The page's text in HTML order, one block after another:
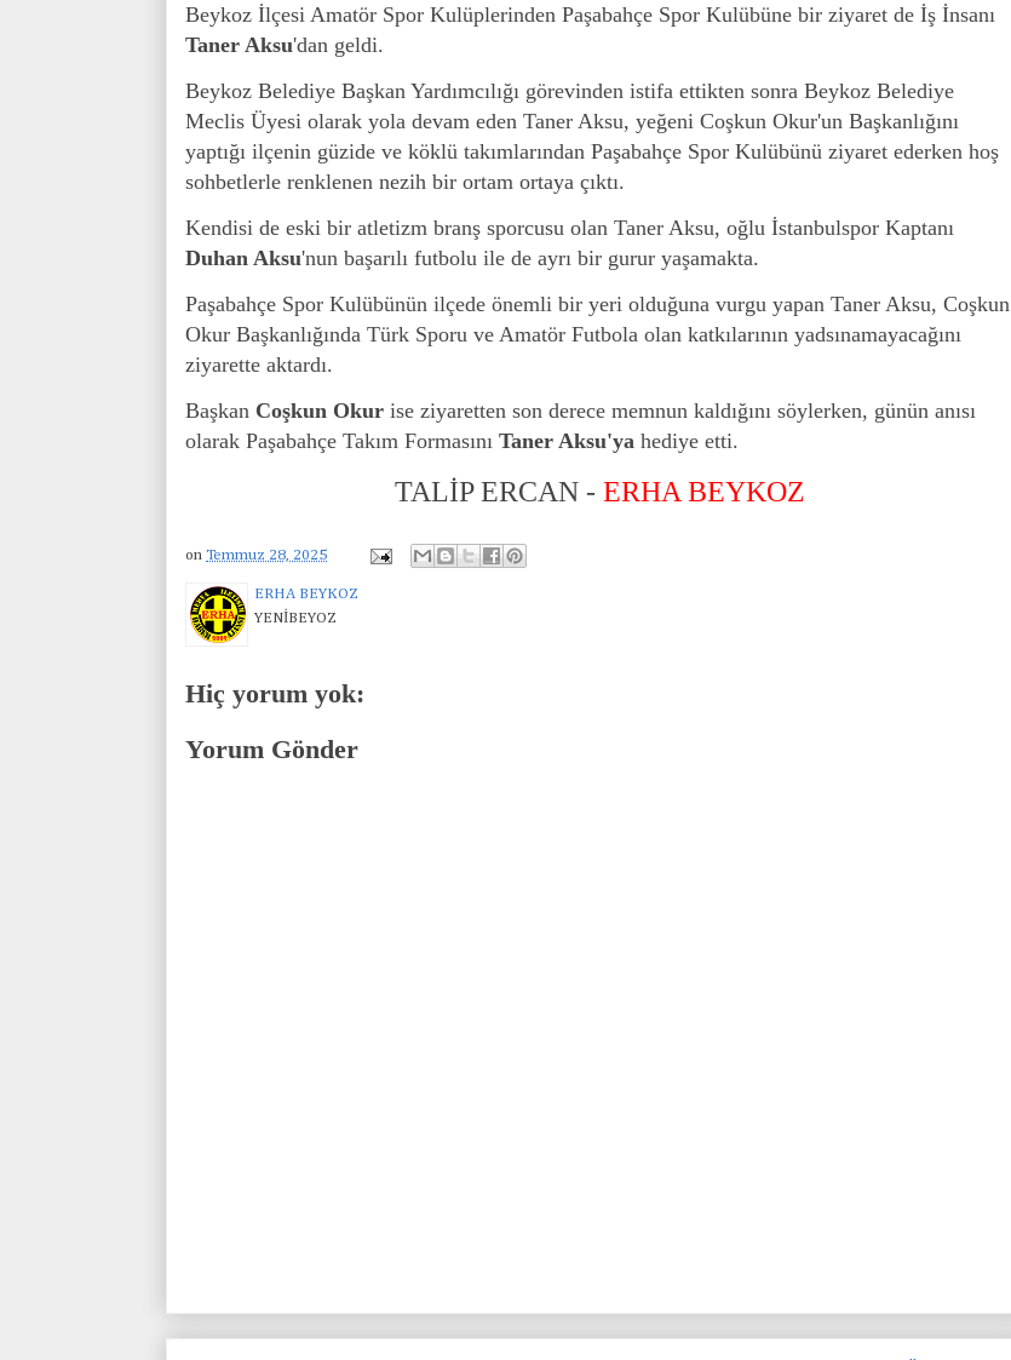
Beykoz İlçesi Amatör Spor Kulüplerinden Paşabahçe Spor Kulübüne bir ziyaret de İş İnsanı
Taner Aksu'dan geldi.
Beykoz Belediye Başkan Yardımcılığı görevinden istifa ettikten sonra Beykoz Belediye
Meclis Üyesi olarak yola devam eden Taner Aksu, yeğeni Coşkun Okur'un Başkanlığını
yaptığı ilçenin güzide ve köklü takımlarından Paşabahçe Spor Kulübünü ziyaret ederken hoş
sohbetlerle renklenen nezih bir ortam ortaya çıktı.
Kendisi de eski bir atletizm branş sporcusu olan Taner Aksu, oğlu İstanbulspor Kaptanı
Duhan Aksu'nun başarılı futbolu ile de ayrı bir gurur yaşamakta.
Paşabahçe Spor Kulübünün ilçede önemli bir yeri olduğuna vurgu yapan Taner Aksu, Coşkun
Okur Başkanlığında Türk Sporu ve Amatör Futbola olan katkılarının yadsınamayacağını
ziyarette aktardı.
Başkan Coşkun Okur ise ziyaretten son derece memnun kaldığını söylerken, günün anısı
olarak Paşabahçe Takım Formasını Taner Aksu'ya hediye etti.
TALİP ERCAN - ERHA BEYKOZ
on Temmuz 28, 2025
ERHA BEYKOZ
YENİBEYOZ
Hiç yorum yok:
Yorum Gönder